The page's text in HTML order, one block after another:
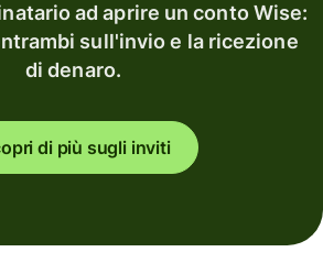
ad aprire un conto Wise:
sull'invio e la ricezione
di denaro.
di più sugli inviti